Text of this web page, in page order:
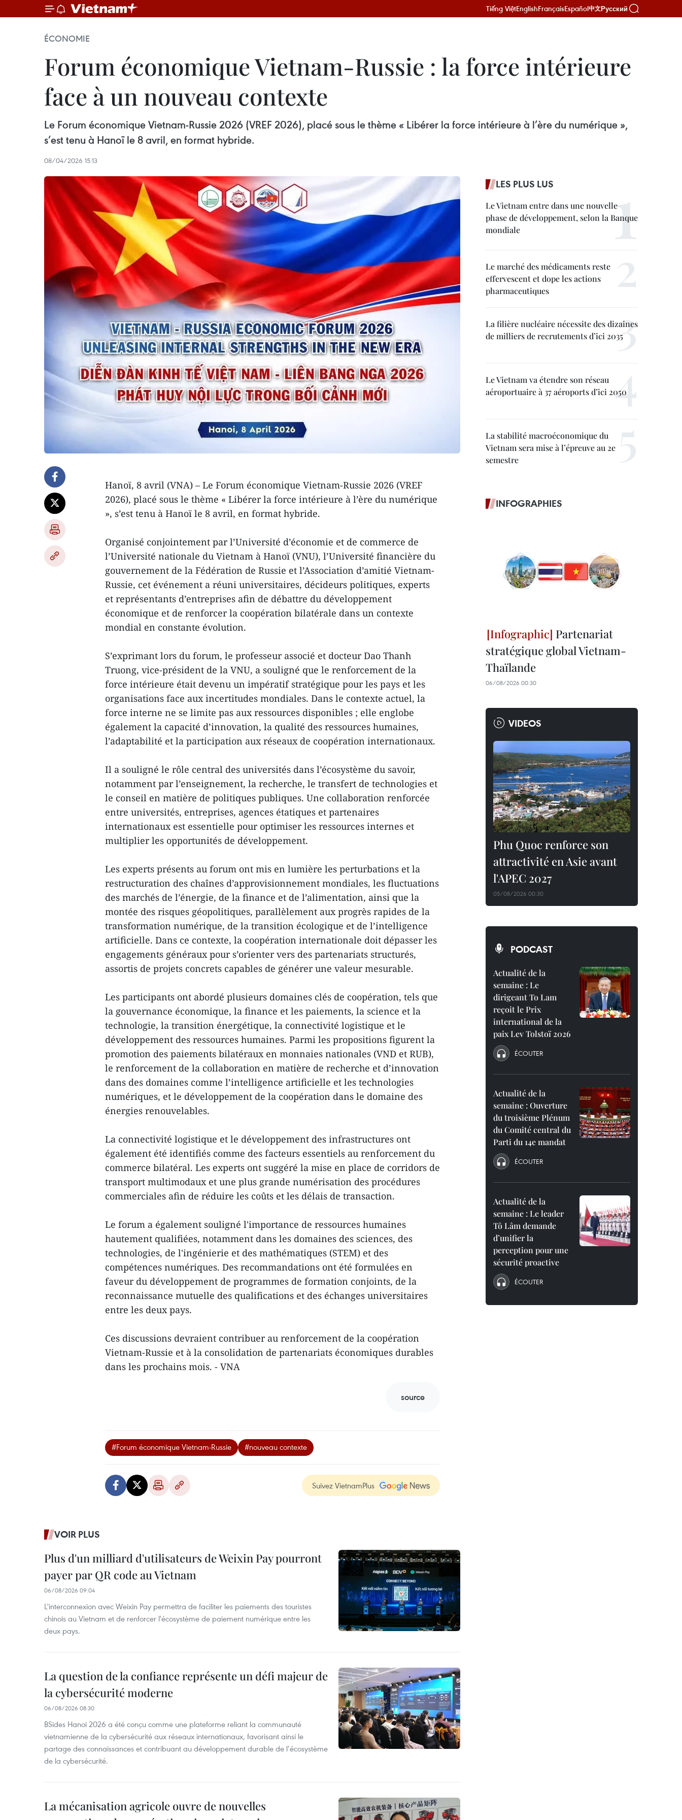
Tiếng ViệtEnglishFrançaisEspañol中文Русский
ÉCONOMIE
Forum économique Vietnam-Russie : la force intérieure
face à un nouveau contexte
Le Forum économique Vietnam-Russie 2026 (VREF 2026), placé sous le thème « Libérer la force intérieure à l’ère du numérique »,
s’est tenu à Hanoï le 8 avril, en format hybride.
08/04/2026 15:13
Hanoï, 8 avril (VNA) – Le Forum économique Vietnam-Russie 2026 (VREF
2026), placé sous le thème « Libérer la force intérieure à l’ère du numérique
», s’est tenu à Hanoï le 8 avril, en format hybride.
Organisé conjointement par l’Université d’économie et de commerce de
l’Université nationale du Vietnam à Hanoï (VNU), l’Université financière du
gouvernement de la Fédération de Russie et l’Association d’amitié Vietnam-
Russie, cet événement a réuni universitaires, décideurs politiques, experts
et représentants d’entreprises afin de débattre du développement
économique et de renforcer la coopération bilatérale dans un contexte
mondial en constante évolution.
S’exprimant lors du forum, le professeur associé et docteur Dao Thanh
Truong, vice-président de la VNU, a souligné que le renforcement de la
force intérieure était devenu un impératif stratégique pour les pays et les
organisations face aux incertitudes mondiales. Dans le contexte actuel, la
force interne ne se limite pas aux ressources disponibles ; elle englobe
également la capacité d’innovation, la qualité des ressources humaines,
l’adaptabilité et la participation aux réseaux de coopération internationaux.
Il a souligné le rôle central des universités dans l’écosystème du savoir,
notamment par l’enseignement, la recherche, le transfert de technologies et
le conseil en matière de politiques publiques. Une collaboration renforcée
entre universités, entreprises, agences étatiques et partenaires
internationaux est essentielle pour optimiser les ressources internes et
multiplier les opportunités de développement.
Les experts présents au forum ont mis en lumière les perturbations et la
restructuration des chaînes d’approvisionnement mondiales, les fluctuations
des marchés de l’énergie, de la finance et de l’alimentation, ainsi que la
montée des risques géopolitiques, parallèlement aux progrès rapides de la
transformation numérique, de la transition écologique et de l’intelligence
artificielle. Dans ce contexte, la coopération internationale doit dépasser les
engagements généraux pour s’orienter vers des partenariats structurés,
assortis de projets concrets capables de générer une valeur mesurable.
Les participants ont abordé plusieurs domaines clés de coopération, tels que
la gouvernance économique, la finance et les paiements, la science et la
technologie, la transition énergétique, la connectivité logistique et le
développement des ressources humaines. Parmi les propositions figurent la
promotion des paiements bilatéraux en monnaies nationales (VND et RUB),
le renforcement de la collaboration en matière de recherche et d’innovation
dans des domaines comme l’intelligence artificielle et les technologies
numériques, et le développement de la coopération dans le domaine des
énergies renouvelables.
La connectivité logistique et le développement des infrastructures ont
également été identifiés comme des facteurs essentiels au renforcement du
commerce bilatéral. Les experts ont suggéré la mise en place de corridors de
transport multimodaux et une plus grande numérisation des procédures
commerciales afin de réduire les coûts et les délais de transaction.
Le forum a également souligné l'importance de ressources humaines
hautement qualifiées, notamment dans les domaines des sciences, des
technologies, de l'ingénierie et des mathématiques (STEM) et des
compétences numériques. Des recommandations ont été formulées en
faveur du développement de programmes de formation conjoints, de la
reconnaissance mutuelle des qualifications et des échanges universitaires
entre les deux pays.
Ces discussions devraient contribuer au renforcement de la coopération
Vietnam-Russie et à la consolidation de partenariats économiques durables
dans les prochains mois. - VNA
source
#Forum économique Vietnam-Russie #nouveau contexte
Suivez VietnamPlus
VOIR PLUS
Plus d'un milliard d'utilisateurs de Weixin Pay pourront
payer par QR code au Vietnam
06/08/2026 09:04
L'interconnexion avec Weixin Pay permettra de faciliter les paiements des touristes
chinois au Vietnam et de renforcer l'écosystème de paiement numérique entre les
deux pays.
La question de la confiance représente un défi majeur de
la cybersécurité moderne
06/08/2026 08:30
BSides Hanoi 2026 a été conçu comme une plateforme reliant la communauté
vietnamienne de la cybersécurité aux réseaux internationaux, favorisant ainsi le
partage des connaissances et contribuant au développement durable de l’écosystème
de la cybersécurité.
La mécanisation agricole ouvre de nouvelles
LES PLUS LUS
Le Vietnam entre dans une nouvelle
phase de développement, selon la Banque
mondiale
Le marché des médicaments reste
effervescent et dope les actions
pharmaceutiques
La filière nucléaire nécessite des dizaines
de milliers de recrutements d’ici 2035
Le Vietnam va étendre son réseau
aéroportuaire à 37 aéroports d’ici 2050
La stabilité macroéconomique du
Vietnam sera mise à l’épreuve au 2e
semestre
INFOGRAPHIES
Partenariat
stratégique global Vietnam-
Thaïlande
06/08/2026 00:30
VIDEOS
Phu Quoc renforce son
attractivité en Asie avant
l'APEC 2027
05/08/2026 00:30
PODCAST
Actualité de la
semaine : Le
dirigeant To Lam
reçoit le Prix
international de la
paix Lev Tolstoï 2026
ÉCOUTER
Actualité de la
semaine : Ouverture
du troisième Plénum
du Comité central du
Parti du 14e mandat
ÉCOUTER
Actualité de la
semaine : Le leader
Tô Lâm demande
d’unifier la
perception pour une
sécurité proactive
ÉCOUTER